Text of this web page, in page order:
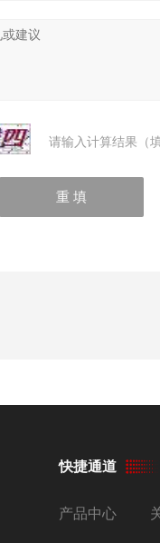
请输入计算结果（
快捷通道
产品中心